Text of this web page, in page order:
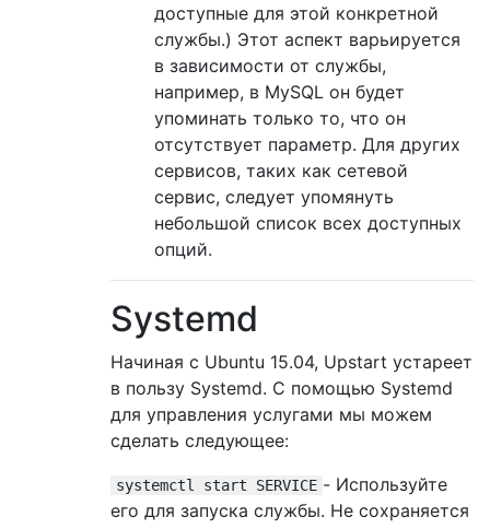
доступные для этой конкретной
службы.) Этот аспект варьируется
в зависимости от службы,
например, в MySQL он будет
упоминать только то, что он
отсутствует параметр. Для других
сервисов, таких как сетевой
сервис, следует упомянуть
небольшой список всех доступных
опций.
Systemd
Начиная с Ubuntu 15.04, Upstart устареет
в пользу Systemd. С помощью Systemd
для управления услугами мы можем
сделать следующее:
systemctl start SERVICE - Используйте
его для запуска службы. Не сохраняется